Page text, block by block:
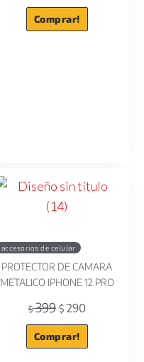
Comprar!
accesorios de celular
PROTECTOR DE CAMARA
METALICO IPHONE 12 PRO
$399 $290
Comprar!